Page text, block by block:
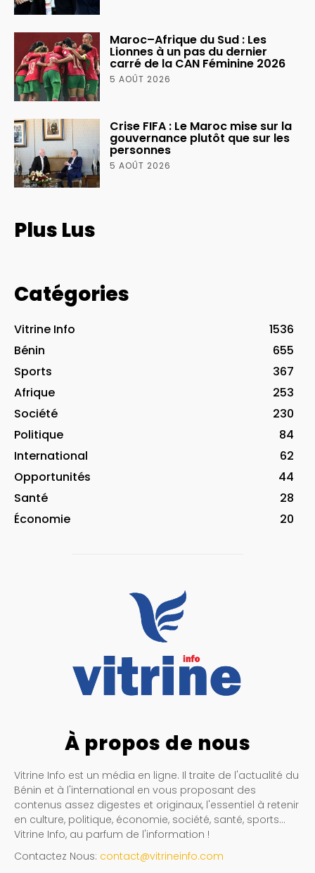
Maroc–Afrique du Sud : Les
Lionnes à un pas du dernier
carré de la CAN Féminine 2026
5 AOÛT 2026
Crise FIFA : Le Maroc mise sur la
gouvernance plutôt que sur les
personnes
5 AOÛT 2026
Plus Lus
Catégories
Vitrine Info
1536
Bénin
655
Sports
367
Afrique
253
Société
230
Politique
84
International
62
Opportunités
44
Santé
28
Économie
20
À propos de nous
Vitrine Info est un média en ligne. Il traite de l'actualité du
Bénin et à l'international en vous proposant des
contenus assez digestes et originaux, l'essentiel à retenir
en culture, politique, économie, société, santé, sports…
Vitrine Info, au parfum de l'information !
Contactez Nous: contact@vitrineinfo.com